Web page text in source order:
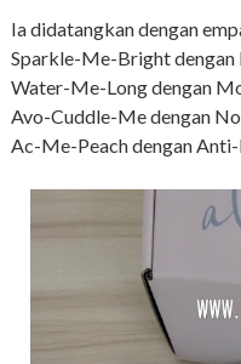
Ia didatangkan dengan
Sparkle-Me-Bright dengan
Water-Me-Long dengan
Avo-Cuddle-Me dengan
Ac-Me-Peach dengan